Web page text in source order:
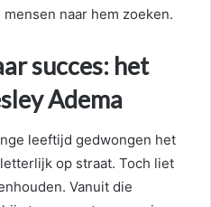
naar hem zoeken.
succes: het
Adema
leeftijd gedwongen het
op straat. Toch liet
Vanuit die